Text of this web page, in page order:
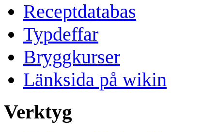
Receptdatabas
Typdeffar
Bryggkurser
Länksida på wikin
Verktyg